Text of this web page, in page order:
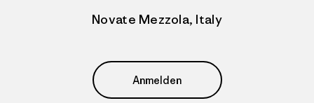
Novate Mezzola, Italy
Anmelden